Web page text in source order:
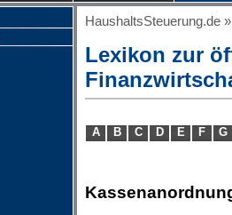
HaushaltsSteuerung.de
Lexikon zur
A B C D E F G